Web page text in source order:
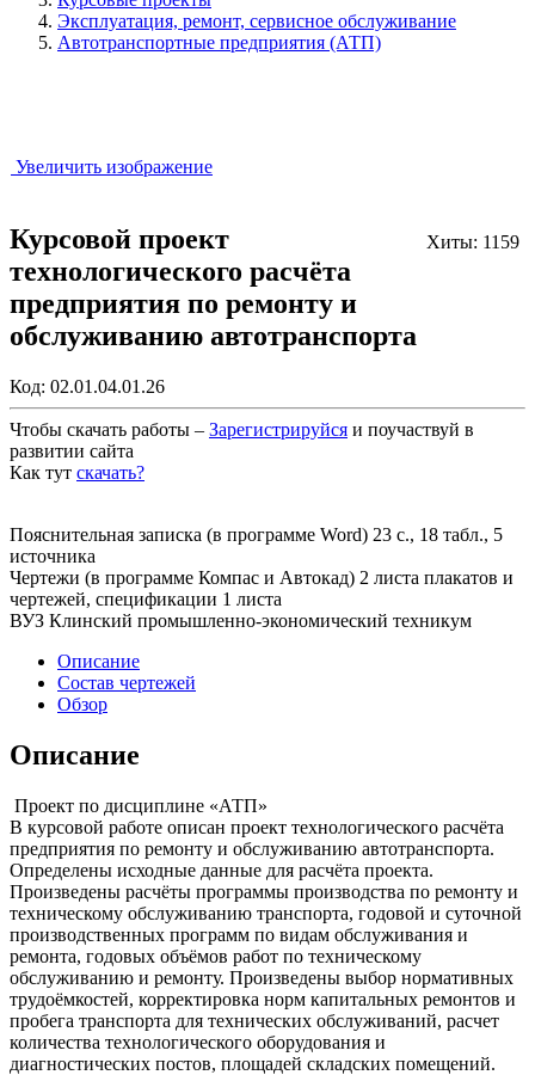
Эксплуатация, ремонт, сервисное обслуживание
Автотранспортные предприятия (АТП)
Увеличить изображение
Хиты: 1159
Курсовой проект
технологического расчёта
предприятия по ремонту и
обслуживанию автотранспорта
Код: 02.01.04.01.26
Чтобы скачать работы – Зарегистрируйся и поучаствуй в
развитии сайта
Как тут скачать?
Пояснительная записка (в программе Word) 23 с., 18 табл., 5
источника
Чертежи (в программе Компас и Автокад) 2 листа плакатов и
чертежей, спецификации 1 листа
ВУЗ Клинский промышленно-экономический техникум
Описание
Состав чертежей
Обзор
Описание
Проект по дисциплине «АТП»
В курсовой работе описан проект технологического расчёта
предприятия по ремонту и обслуживанию автотранспорта.
Определены исходные данные для расчёта проекта.
Произведены расчёты программы производства по ремонту и
техническому обслуживанию транспорта, годовой и суточной
производственных программ по видам обслуживания и
ремонта, годовых объёмов работ по техническому
обслуживанию и ремонту. Произведены выбор нормативных
трудоёмкостей, корректировка норм капитальных ремонтов и
пробега транспорта для технических обслуживаний, расчет
количества технологического оборудования и
диагностических постов, площадей складских помещений.